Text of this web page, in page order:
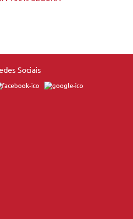
Sociais